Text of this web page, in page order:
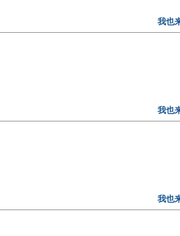
我也
我也
我也